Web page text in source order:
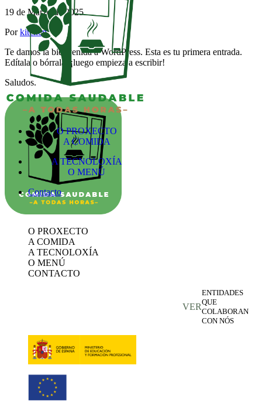
O PROXECTO
A COMIDA
A TECNOLOXÍA
O MENÚ
Contacto
19 de Marzo de 2025
Por kitchen
Te damos la bienvenida a WordPress. Esta es tu primera entrada.
Edítala o bórrala, ¡luego empieza a escribir!
Saludos.
O PROXECTO
A COMIDA
A TECNOLOXÍA
O MENÚ
CONTACTO
VER
ENTIDADES
QUE
COLABORAN
CON NÓS